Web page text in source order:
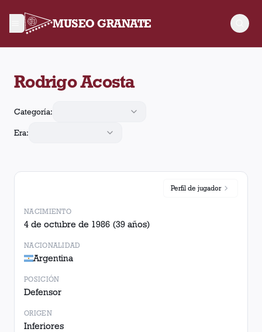
MUSEO GRANATE
Rodrigo Acosta
Categoría:
Era:
Perfil de jugador
NACIMIENTO
4 de octubre de 1986 (39 años)
NACIONALIDAD
Argentina
POSICIÓN
Defensor
ORIGEN
Inferiores